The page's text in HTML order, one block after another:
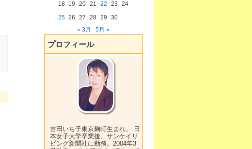
18
19 20 21 22 23
24
25 26 27 28 29
30
« 3月
5月 »
プロフィール
吉田いち子東京麹町生まれ。 日
本女子大学卒業後、サンケイリ
ビング新聞社に勤務。2004年3